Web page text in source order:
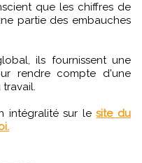
que les chiffres de
partie des embauches
ils fournissent une
rendre compte d'une
intégralité sur lesite du